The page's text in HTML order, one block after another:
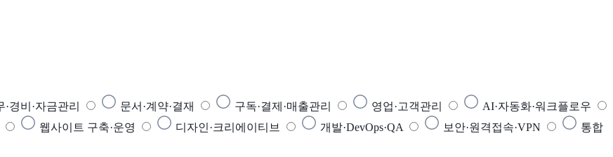
·경비·자금관리 문서·계약·결재 구독·결제·매출관리 영업·고객관리
AI·자동화·워크플로우
웹사이트 구축·운영 디자인·크리에이티브 개발·DevOps·QA 보안·원격접속·VPN
통합